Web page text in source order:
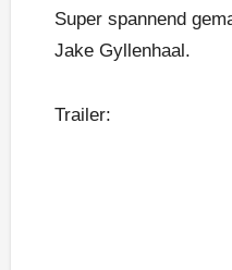
Super spannend
Jake Gyllenhaal.
Trailer: